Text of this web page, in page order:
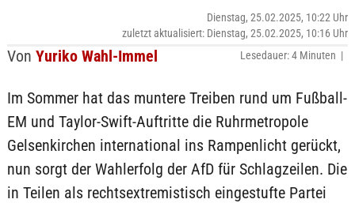
Von Yuriko Wahl-Immel
Dienstag, 25.02.2025, 10:22 Uhr
zuletzt aktualisiert: Dienstag, 25.02.2025, 10:16 Uhr
Lesedauer: 4 Minuten |
Im Sommer hat das muntere Treiben rund um Fußball-
EM und Taylor-Swift-Auftritte die Ruhrmetropole
Gelsenkirchen international ins Rampenlicht gerückt,
nun sorgt der Wahlerfolg der AfD für Schlagzeilen. Die
in Teilen als rechtsextremistisch eingestufte Partei